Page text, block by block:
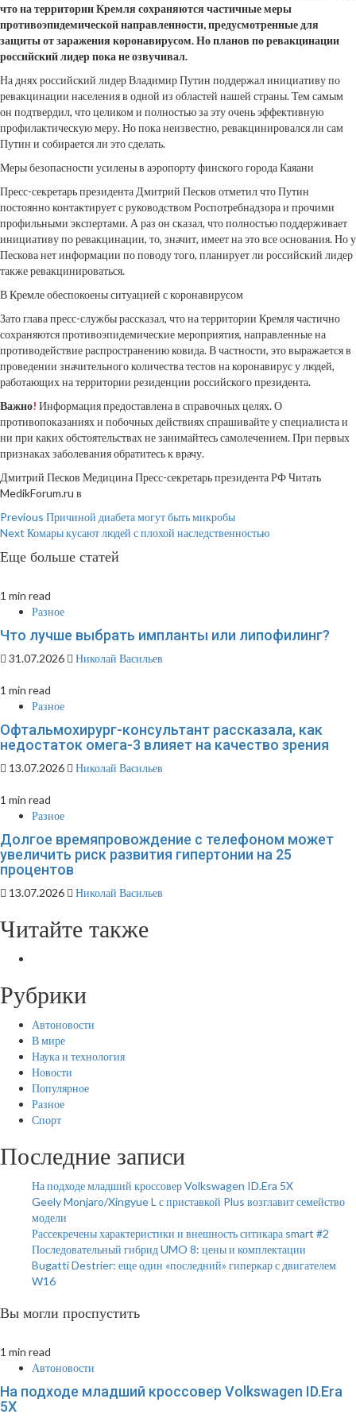
что на территории Кремля сохраняются частичные меры
противоэпидемической направленности,предусмотренные для
защиты от заражения коронавирусом. Но планов по ревакцинации
российский лидер пока не озвучивал.
На днях российский лидер Владимир Путин поддержал инициативу по
ревакцинации населения в одной из областей нашей страны. Тем самым
он подтвердил, что целиком и полностью за эту очень эффективную
профилактическую меру. Но пока неизвестно, ревакцинировался ли сам
Путин и собирается ли это сделать.
Меры безопасности усилены в аэропорту финского города Каяани
Пресс-секретарь президента Дмитрий Песков отметил что Путин
постоянно контактирует с руководством Роспотребнадзора и прочими
профильными экспертами. А раз он сказал, что полностью поддерживает
инициативу по ревакцинации, то, значит, имеет на это все основания. Но у
Пескова нет информации по поводу того, планирует ли российский лидер
также ревакцинироваться.
В Кремле обеспокоены ситуацией с коронавирусом
Зато глава пресс-службы рассказал, что на территории Кремля частично
сохраняются противоэпидемические мероприятия, направленные на
противодействие распространению ковида. В частности, это выражается в
проведении значительного количества тестов на коронавирус у людей,
работающих на территории резиденции российского президента.
Важно! Информация предоставлена в справочных целях. О
противопоказаниях и побочных действиях спрашивайте у специалиста и
ни при каких обстоятельствах не занимайтесь самолечением. При первых
признаках заболевания обратитесь к врачу.
Дмитрий Песков Медицина Пресс-секретарь президента РФЧитать
MedikForum.ru в
Continue
Reading
Previous Причиной диабета могут быть микробы
Next Комары кусают людей с плохой наследственностью
Еще больше статей
1 min read
Разное
Что лучше выбрать импланты или липофилинг?
31.07.2026 Николай Васильев
1 min read
Разное
Офтальмохирург-консультант рассказала, как
недостаток омега-3 влияет на качество зрения
13.07.2026 Николай Васильев
1 min read
Разное
Долгое времяпровождение с телефоном может
увеличить риск развития гипертонии на 25
процентов
13.07.2026 Николай Васильев
Читайте также
Рубрики
Автоновости
В мире
Наука и технология
Новости
Популярное
Разное
Спорт
Последние записи
На подходе младший кроссовер Volkswagen ID.Era 5X
Geely Monjaro/Xingyue L с приставкой Plus возглавит семейство
модели
Рассекречены характеристики и внешность ситикара smart #2
Последовательный гибрид UMO 8: цены и комплектации
Bugatti Destrier: еще один «последний» гиперкар с двигателем
W16
Вы могли проспустить
1 min read
Автоновости
На подходе младший кроссовер Volkswagen ID.Era
5X